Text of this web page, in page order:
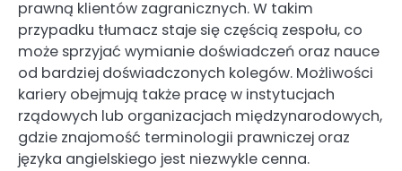
prawną klientów zagranicznych. W takim
przypadku tłumacz staje się częścią zespołu, co
może sprzyjać wymianie doświadczeń oraz nauce
od bardziej doświadczonych kolegów. Możliwości
kariery obejmują także pracę w instytucjach
rządowych lub organizacjach międzynarodowych,
gdzie znajomość terminologii prawniczej oraz
języka angielskiego jest niezwykle cenna.